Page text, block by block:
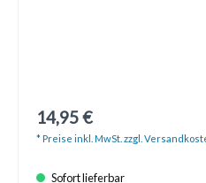
14,95 €
* Preise inkl. MwSt. zzgl.
Sofort lieferbar